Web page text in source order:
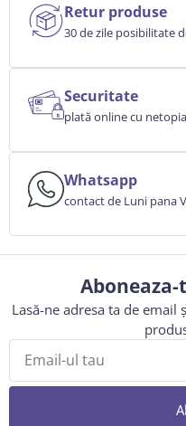
Retur produse
30 de zile posibilitate
Securitate
plată online cu
Whatsapp
contact de Luni pana
Lasă-ne adresa ta de